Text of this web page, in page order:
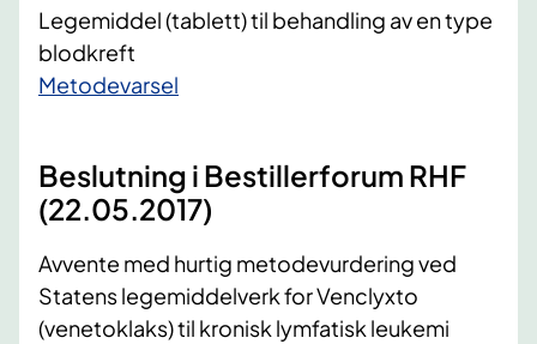
Legemiddel (tablett) til behandling av en type
blodkreft
Metodevarsel​
Beslutning i Bestillerforum RHF
(22.05.2017)
Avvente med hurtig metodevurdering ved
Statens legemiddelverk for Venclyxto
(venetoklaks) til kronisk lymfatisk leukemi